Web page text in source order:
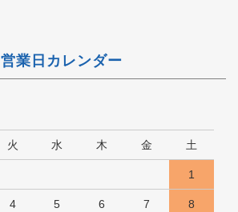
営業日カレンダー
火 水 木 金 土
1
4 5 6 7 8